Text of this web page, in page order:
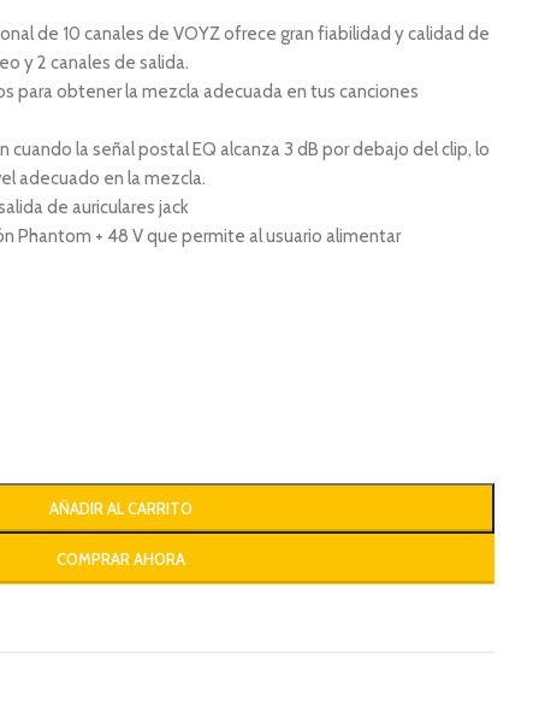
de 10 canales de VOYZ ofrece gran fiabilidad y calidad de
y 2 canales de salida.
para obtener la mezcla adecuada en tus canciones
cuando la señal postal EQ alcanza 3 dB por debajo del clip, lo
adecuado en la mezcla.
de auriculares jack
Phantom + 48 V que permite al usuario alimentar
AÑADIR AL CARRITO
COMPRAR AHORA